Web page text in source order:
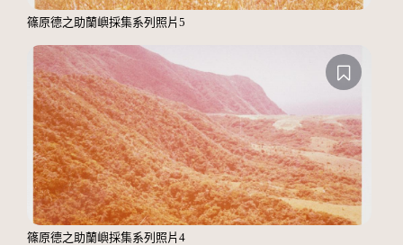
篠原德之助蘭嶼採集系列照片5
篠原德之助蘭嶼採集系列照片4